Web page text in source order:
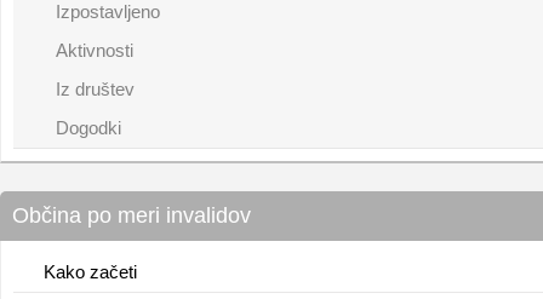
Izpostavljeno
Aktivnosti
Iz društev
Dogodki
Občina po meri invalidov
Kako začeti